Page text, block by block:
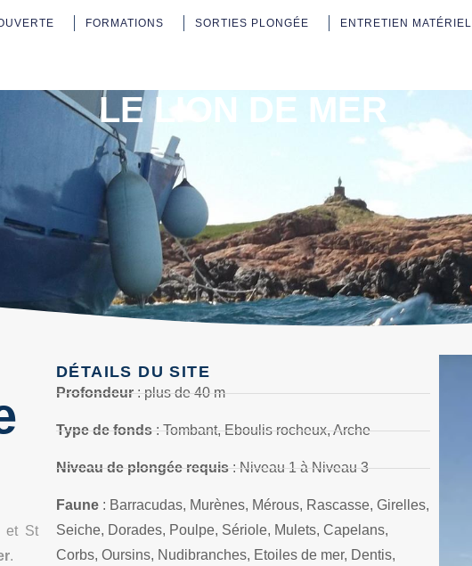
FORMATIONS SORTIES PLONGÉE ENTRETIEN MATÉRIEL
LE LION DE MER
et St
.
DÉTAILS DU SITE
Profondeur: plus de 40 m
Type de fonds: Tombant, Eboulis rocheux, Arche
Niveau de plongée requis: Niveau 1 à Niveau 3
Faune : Barracudas, Murènes, Mérous, Rascasse, Girelles,
Seiche, Dorades, Poulpe, Sériole, Mulets, Capelans,
Corbs, Oursins, Nudibranches, Etoiles de mer, Dentis,